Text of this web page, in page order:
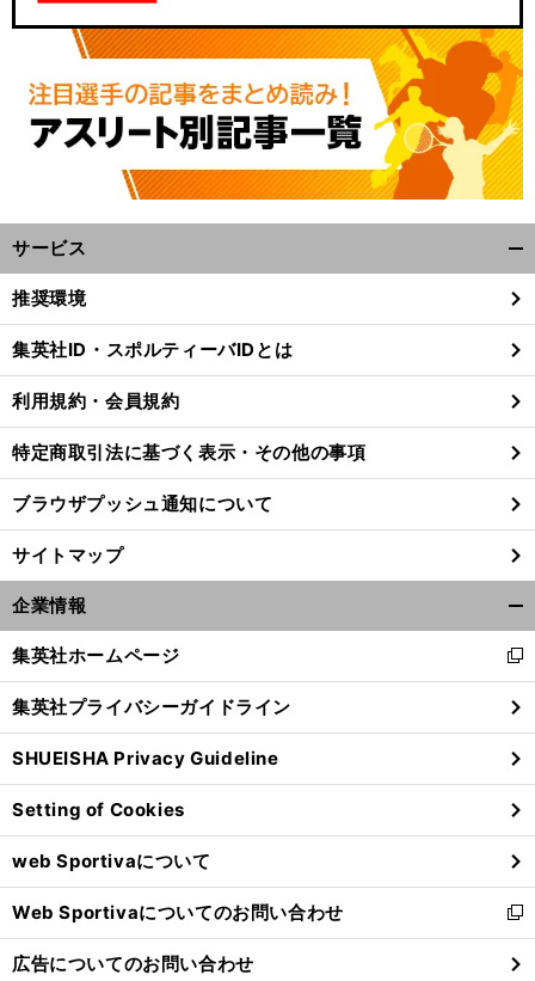
・
」
前
へ
サービス
閉
る
推奨環境
集英社ID・スポルティーバIDとは
利用規約・会員規約
特定商取引法に基づく表示・その他の事項
ブラウザプッシュ通知について
サイトマップ
企業情報
閉
る
集英社ホームページ
新
し
い
ウ
ィ
ン
ド
ウ
で
開
く
集英社プライバシーガイドライン
SHUEISHA Privacy Guideline
Setting of Cookies
web Sportivaについて
Web Sportivaについてのお問い合わせ
新
し
い
広告についてのお問い合わせ